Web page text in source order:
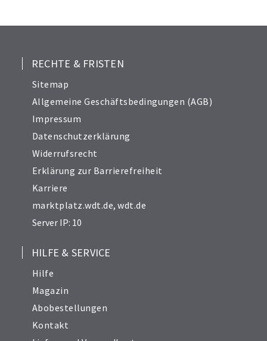
RECHTE & FRISTEN
Sitemap
Allgemeine Geschäftsbedingungen (AGB)
Impressum
Datenschutzerklärung
Widerrufsrecht
Erklärung zur Barrierefreiheit
Karriere
marktplatz.wdt.de,wdt.de
Server IP: 10
HILFE & SERVICE
Hilfe
Magazin
Abobestellungen
Kontakt